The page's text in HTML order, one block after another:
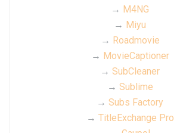
→ M4NG
→ Miyu
→ Roadmovie
→ MovieCaptioner
→ SubCleaner
→ Sublime
→ Subs Factory
→ TitleExchange Pro